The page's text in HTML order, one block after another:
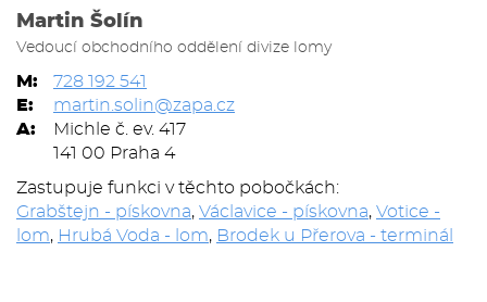
Martin Šolín
Vedoucí obchodního oddělení divize lomy
M:
728 192 541
E:
martin.solin@zapa.cz
A:
Michle č. ev. 417
141 00 Praha 4
Zastupuje funkci v těchto pobočkách:
Grabštejn - pískovna, Václavice - pískovna, Votice -
lom, Hrubá Voda - lom, Brodek u Přerova - terminál